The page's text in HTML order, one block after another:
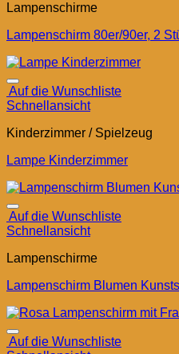
Lampenschirme
Lampenschirm 80er/90er, 2
Auf die Wunschliste
Schnellansicht
Kinderzimmer / Spielzeug
Lampe Kinderzimmer
Auf die Wunschliste
Schnellansicht
Lampenschirme
Lampenschirm Blumen
Auf die Wunschliste